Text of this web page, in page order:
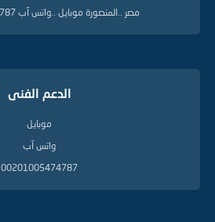
مصر ..المنصورة موبايل ..واتس آب 00201005474787
الدعم الفنى
موبايل
واتس آب
00201005474787